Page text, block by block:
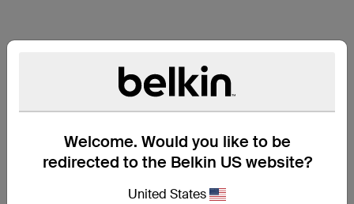
Welcome. Would you like to be
redirected to the Belkin US website?
United States
개요: